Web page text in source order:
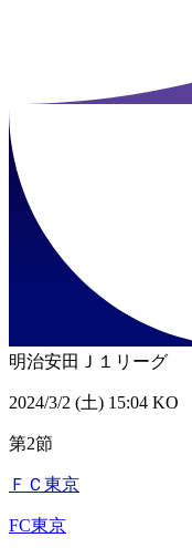
明治安田Ｊ１リーグ
2024/3/2 (土) 15:04 KO
第2節
ＦＣ東京
FC東京